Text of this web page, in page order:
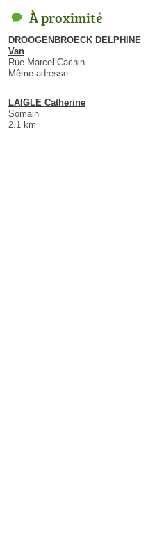
À proximité
DROOGENBROECK DELPHINE
Van
Rue Marcel Cachin
Même adresse
LAIGLE Catherine
Somain
2.1 km